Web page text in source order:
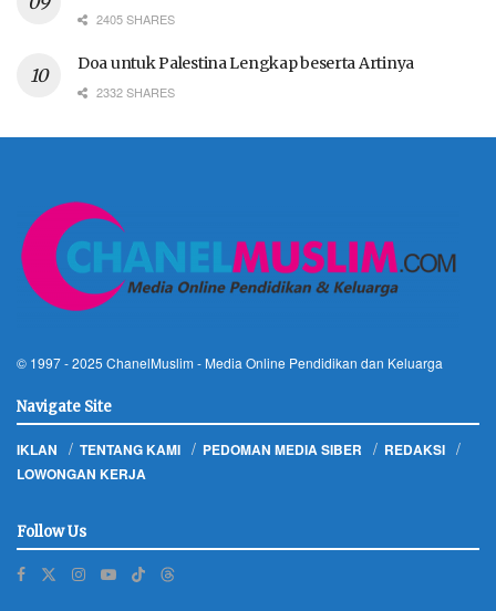
2405 SHARES
Doa untuk Palestina Lengkap beserta Artinya
2332 SHARES
© 1997 - 2025 ChanelMuslim - Media Online Pendidikan dan Keluarga
Navigate Site
IKLAN TENTANG KAMI PEDOMAN MEDIA SIBER
REDAKSI
LOWONGAN KERJA
Follow Us